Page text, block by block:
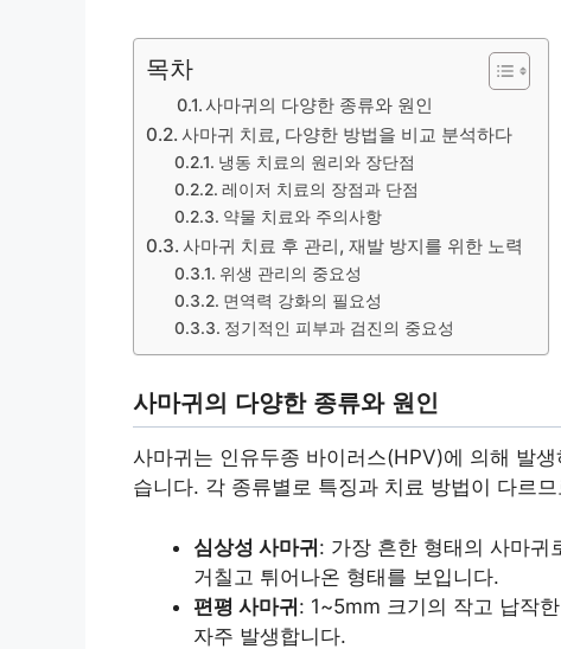
목차
사마귀의 다양한 종류와 원인
사마귀 치료, 다양한 방법을 비교 분석하다
냉동 치료의 원리와 장단점
레이저 치료의 장점과 단점
약물 치료와 주의사항
사마귀 치료 후 관리, 재발 방지를 위한 노력
위생 관리의 중요성
면역력 강화의 필요성
정기적인 피부과 검진의 중요성
사마귀의 다양한 종류와 원인
사마귀는 인유두종 바이러스(HPV)에 의해 발
습니다. 각 종류별로 특징과 치료 방법이 다르
심상성 사마귀: 가장 흔한 형태의 사마귀
거칠고 튀어나온 형태를 보입니다.
편평 사마귀: 1~5mm 크기의 작고 납작
자주 발생합니다.